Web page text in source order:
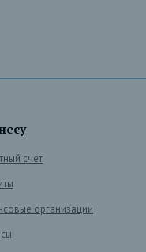
счет
организации